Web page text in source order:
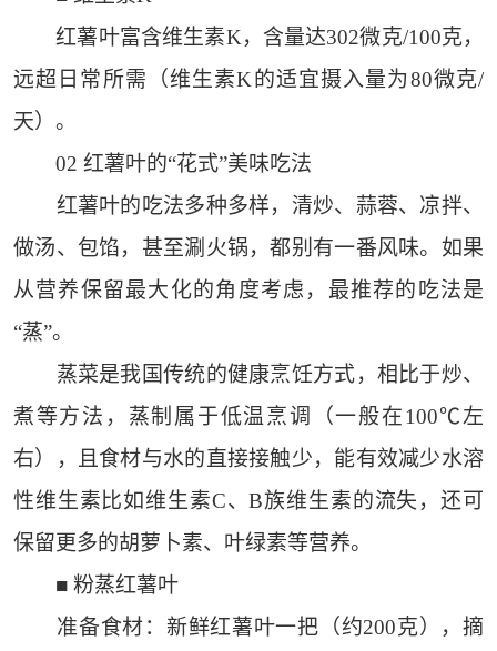
红薯叶富含维生素K，含量达302微克/100克，
远超日常所需（维生素K的适宜摄入量为80微克/
天）。
02 红薯叶的“花式”美味吃法
红薯叶的吃法多种多样，清炒、蒜蓉、凉拌、
做汤、包馅，甚至涮火锅，都别有一番风味。如果
从营养保留最大化的角度考虑，最推荐的吃法是
“蒸”。
蒸菜是我国传统的健康烹饪方式，相比于炒、
煮等方法，蒸制属于低温烹调（一般在100℃左
右），且食材与水的直接接触少，能有效减少水溶
性维生素比如维生素C、B族维生素的流失，还可
保留更多的胡萝卜素、叶绿素等营养。
■ 粉蒸红薯叶
准备食材：新鲜红薯叶一把（约200克），摘